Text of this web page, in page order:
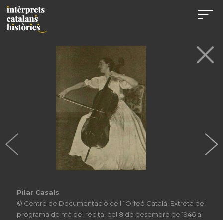
Pilar Casals
© Centre de Documentació de l´Orfeó Català. Extreta del
programa de mà del recital del 8 de desembre de 1946 al